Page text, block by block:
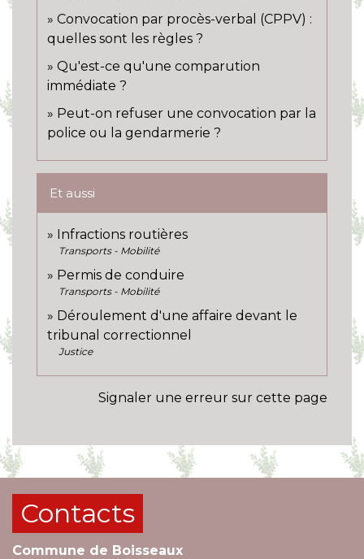
Convocation par procès-verbal (CPPV) :
quelles sont les règles ?
Qu'est-ce qu'une comparution
immédiate ?
Peut-on refuser une convocation par la
police ou la gendarmerie ?
Et aussi
Infractions routières
Transports - Mobilité
Permis de conduire
Transports - Mobilité
Déroulement d'une affaire devant le
tribunal correctionnel
Justice
Signaler une erreur sur cette page
Contacts
Commune de Boisseaux